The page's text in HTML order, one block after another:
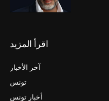
اقرأ المزيد
آخر الأخبار
تونس
أخبار تونس